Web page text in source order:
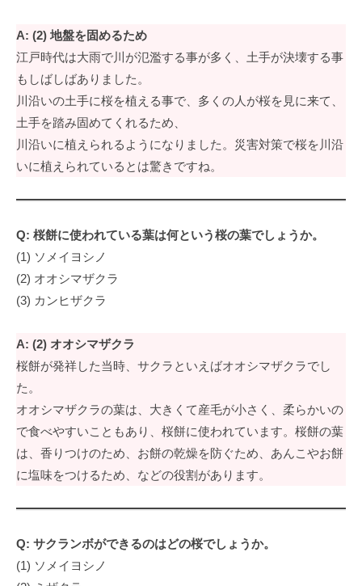
よ
る
高
品
健
康
容
に
関
す
テ
ム
を
、
日
本
の
A: (2) 地盤を固めるため
江戸時代は大雨で川が氾濫する事が多く、土手が決壊する事
もしばしばありました。
川沿いの土手に桜を植える事で、多くの人が桜を見に来て、
土手を踏み固めてくれるため、
川沿いに植えられるようになりました。災害対策で桜を川沿
いに植えられているとは驚きですね。
Q: 桜餅に使われている葉は何という桜の葉でしょうか。
(1) ソメイヨシノ
(2) オオシマザクラ
(3) カンヒザクラ
A: (2) オオシマザクラ
桜餅が発祥した当時、サクラといえばオオシマザクラでし
た。
オオシマザクラの葉は、大きくて産毛が小さく、柔らかいの
で食べやすいこともあり、桜餅に使われています。桜餅の葉
は、香りつけのため、お餅の乾燥を防ぐため、あんこやお餅
に塩味をつけるため、などの役割があります。
Q: サクランボができるのはどの桜でしょうか。
(1) ソメイヨシノ